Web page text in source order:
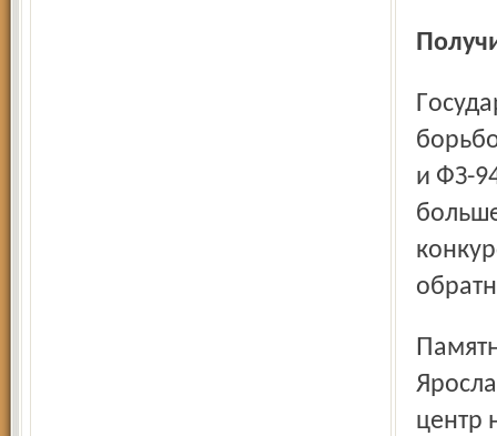
Государство Российское сегодня сильно озабочено
и ФЗ-
Памятником этому закону стал, например, подаренный
центр